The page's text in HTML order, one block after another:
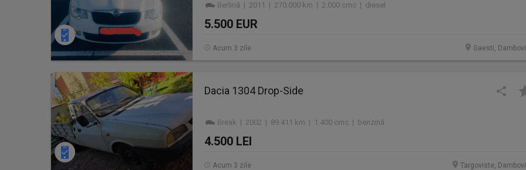
Berlină | 2011 | 270.000 km | 2.000 cmc | diesel
5.500 EUR
Gaesti,
Acum 3 zile
Dacia 1304 Drop-Side
Break | 2002 | 89.411 km | 1.400 cmc | benzină
4.500 LEI
Targoviste,
Acum 3 zile